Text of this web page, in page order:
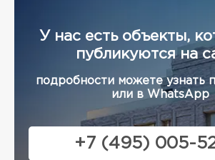
У нас есть объекты,
публикуются на
подробности можете узнать
или в WhatsApp
+7 (495) 005-